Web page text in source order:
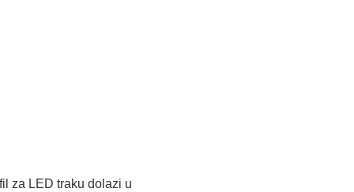
za LED traku dolazi u